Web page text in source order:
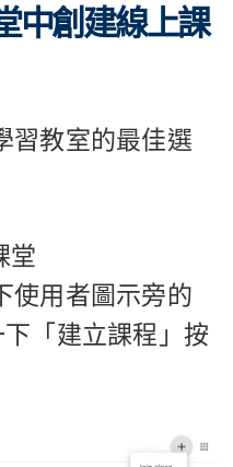
中創建線上課
習教室的最佳選
堂
使用者圖示旁的
下「建立課程」按